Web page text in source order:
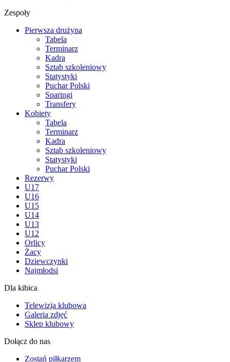
Zespoły
Pierwsza drużyna
Tabela
Terminarz
Kadra
Sztab szkoleniowy
Statystyki
Puchar Polski
Sparingi
Transfery
Kobiety
Tabela
Terminarz
Kadra
Sztab szkoleniowy
Statystyki
Puchar Polski
Rezerwy
U17
U16
U15
U14
U13
U12
Orlicy
Żacy
Dziewczynki
Najmłodsi
Dla kibica
Telewizja klubowa
Galeria zdjęć
Sklep klubowy
Dołącz do nas
Zostań piłkarzem